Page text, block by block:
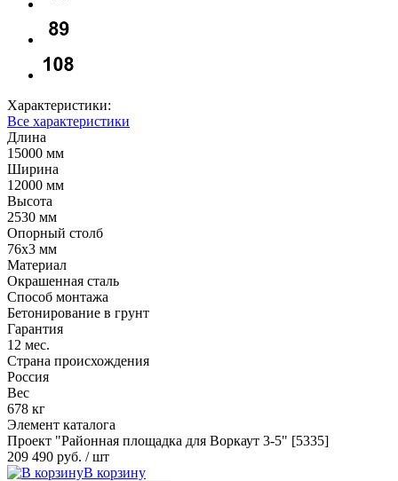
Характеристики:
Все характеристики
Длина
15000 мм
Ширина
12000 мм
Высота
2530 мм
Опорный столб
76х3 мм
Материал
Окрашенная сталь
Способ монтажа
Бетонирование в грунт
Гарантия
12 мес.
Страна происхождения
Россия
Вес
678 кг
Элемент каталога
Проект "Районная площадка для Воркаут 3-5" [5335]
209 490 руб. / шт
В корзину